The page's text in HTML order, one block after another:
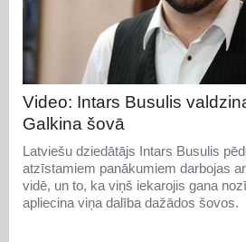
Video: Intars Busulis
Galkina šovā
Latviešu dziedātājs Intars Busulis
atzīstamiem panākumiem darbojas
vidē, un to, ka viņš iekarojis gana
apliecina viņa dalība dažādos šovos.